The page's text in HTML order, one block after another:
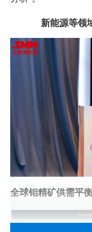
新能源等领
全球钼精矿供需平